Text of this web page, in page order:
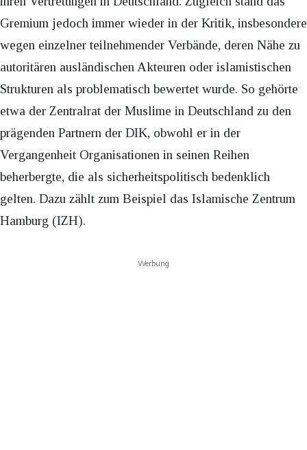
Gremium jedoch immer wieder in der Kritik, insbesondere
wegen einzelner teilnehmender Verbände, deren Nähe zu
autoritären ausländischen Akteuren oder islamistischen
Strukturen als problematisch bewertet wurde. So gehörte
etwa der Zentralrat der Muslime in Deutschland zu den
prägenden Partnern der DIK, obwohl er in der
Vergangenheit Organisationen in seinen Reihen
beherbergte, die als sicherheitspolitisch bedenklich
gelten. Dazu zählt zum Beispiel das Islamische Zentrum
Hamburg (IZH).
Werbung